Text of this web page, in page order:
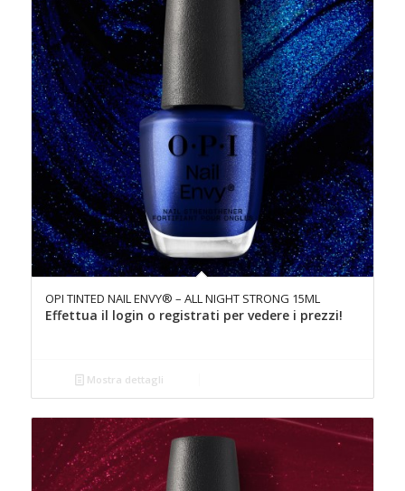
OPI TINTED NAIL ENVY® – ALL NIGHT STRONG 15ML
Effettua il login o registrati per vedere i prezzi!
Mostra dettagli